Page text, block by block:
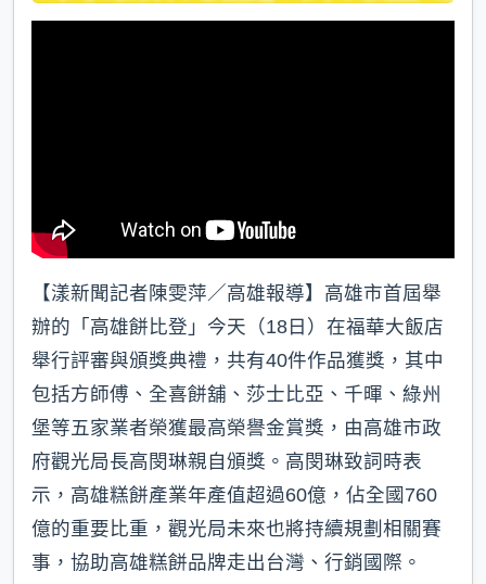
【漾新聞記者陳雯萍／高雄報導】高雄市首屆舉
辦的「高雄餅比登」今天（18日）在福華大飯店
舉行評審與頒獎典禮，共有40件作品獲獎，其中
包括方師傅、全喜餅舖、莎士比亞、千暉、綠州
堡等五家業者榮獲最高榮譽金賞獎，由高雄市政
府觀光局長高閔琳親自頒獎。高閔琳致詞時表
示，高雄糕餅產業年產值超過60億，佔全國760
億的重要比重，觀光局未來也將持續規劃相關賽
事，協助高雄糕餅品牌走出台灣、行銷國際。